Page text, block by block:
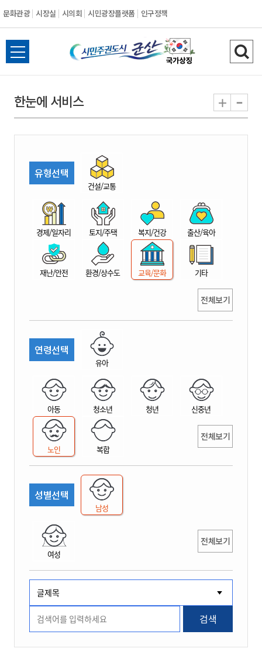
문화관광 시장실 시의회 시민광장플랫폼 인구정책
시
민
권
시
산
전
체
뉴
열
검
색
기
한눈에 서비스 + -
유형선택
건설/교통
경제/일자리 토지/주택 복지/건강 출산/육아
재난/안전 환경/상수도 교육/문화 기타
전체보기
연령선택
유아
아동 청소년 청년 신중년
노인 복합
전체보기
성별선택
남성
여성
전체보기
검색